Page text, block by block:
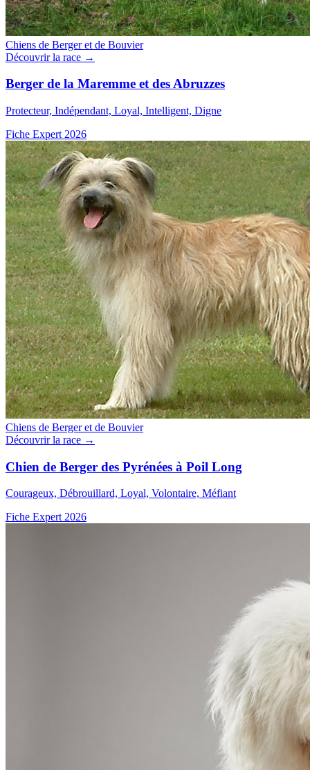
Chiens de Berger et de Bouvier
Découvrir la race →
Berger de la Maremme et des Abruzzes
Protecteur, Indépendant, Loyal, Intelligent, Digne
Fiche Expert 2026
Chiens de Berger et de Bouvier
Découvrir la race →
Chien de Berger des Pyrénées à Poil Long
Courageux, Débrouillard, Loyal, Volontaire, Méfiant
Fiche Expert 2026